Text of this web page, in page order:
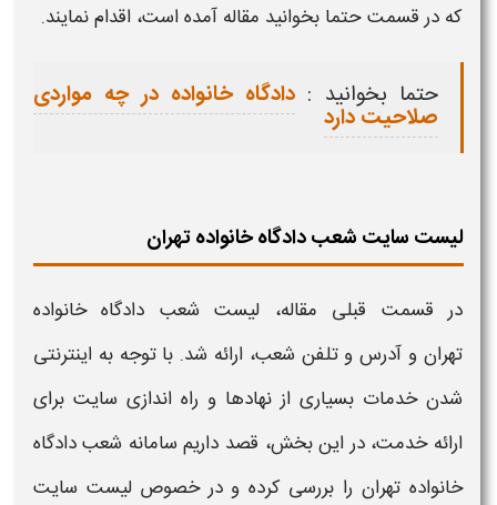
که در قسمت حتما بخوانید مقاله آمده است، اقدام نمایند.
حتما بخوانید : دادگاه خانواده در چه مواردی
صلاحیت دارد
لیست سایت شعب دادگاه خانواده تهران
در قسمت قبلی مقاله، لیست شعب دادگاه خانواده
تهران و آدرس و تلفن شعب، ارائه شد. با توجه به اینترنتی
شدن خدمات بسیاری از نهادها و راه اندازی سایت برای
ارائه خدمت، در این بخش، قصد داریم سامانه شعب دادگاه
خانواده تهران را بررسی کرده و در خصوص لیست سایت